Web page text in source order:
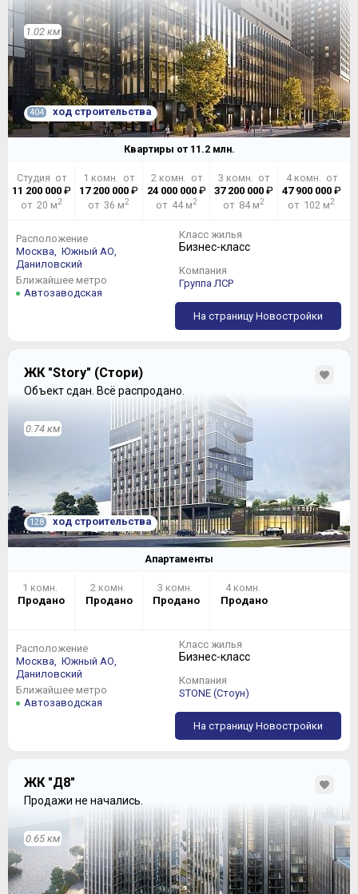
1.02 км
404 ход строительства
Квартиры от 11.2млн.
Студия от
11 200 000₽
от 20 м2
1 комн. от
17 200 000 ₽
от 36 м2
2 комн. от
24 000 000₽
от 44 м2
3 комн. от
37 200 000 ₽
от 84 м2
4 комн. от
47 900 000₽
от 102 м2
Расположение
Москва,
Южный АО,
Даниловский
Ближайшее метро
Автозаводская
Класс жилья
Бизнес-класс
Компания
Группа ЛСР
На страницу Новостройки
ЖК "Story" (Стори)
Объект сдан. Всё распродано.
0.74 км
128 ход строительства
Апартаменты
1 комн.
Продано
2 комн.
Продано
3 комн.
Продано
4 комн.
Продано
Расположение
Москва,
Южный АО,
Даниловский
Ближайшее метро
Автозаводская
Класс жилья
Бизнес-класс
Компания
STONE (Стоун)
На страницу Новостройки
ЖК "Д8"
Продажи не начались.
0.65 км